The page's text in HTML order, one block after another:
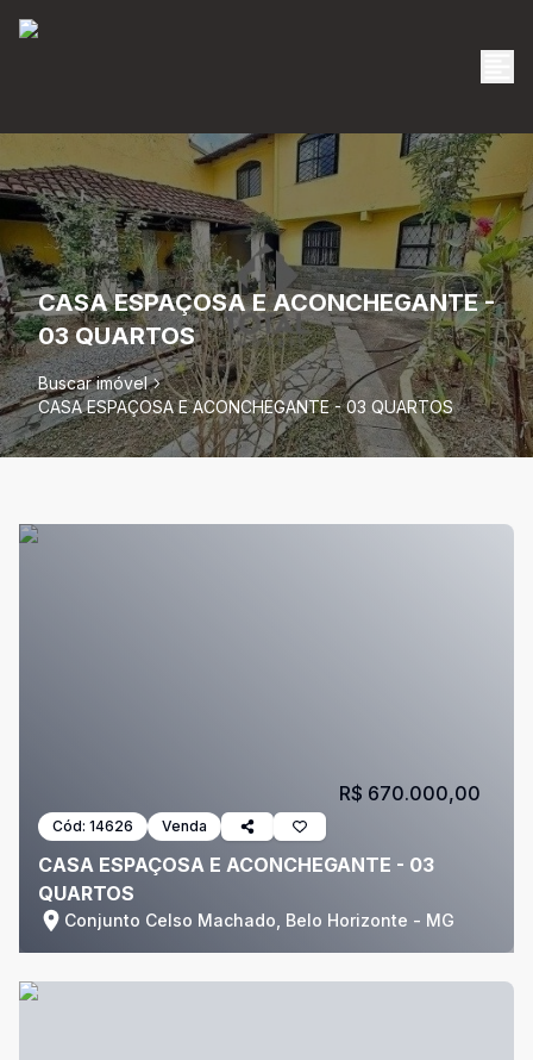
CASA ESPAÇOSA E ACONCHEGANTE -
03 QUARTOS
Buscar imóvel
CASA ESPAÇOSA E ACONCHEGANTE - 03 QUARTOS
Cód: 14626 Venda
CASA ESPAÇOSA E ACONCHEGANTE - 03
QUARTOS
Conjunto Celso Machado, Belo Horizonte - MG
R$ 670.000,00